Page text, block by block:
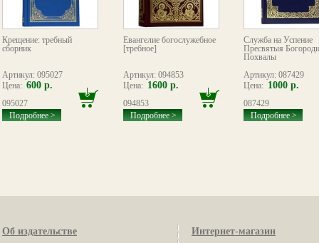
Крещение: требный
сборник
Артикул: 095027
Цена: 600 р.
095027
Подробнее >
Евангелие богослужебное
[требное]
Артикул: 094853
Цена: 1600 р.
094853
Подробнее >
Служба на Успение
Пресвятыя
Похвалы
Артикул: 087429
Цена: 1000 р.
087429
Подробнее >
Об издательстве Интернет-магазин